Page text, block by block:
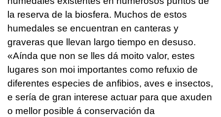
la reserva de la biosfera. Muchos de estos
humedales se encuentran en canteras y
graveras que llevan largo tiempo en desuso.
«Aínda que non se lles dá moito valor, estes
lugares son moi importantes como refuxio de
diferentes especies de anfibios, aves e insectos,
e sería de gran interese actuar para que axuden
o mellor posible á conservación da